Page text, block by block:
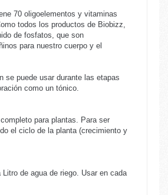
70 oligoelementos y vitaminas
todos los productos de Biobizz,
de fosfatos, que son
para nuestro cuerpo y el
se puede usar durante las etapas
como un tónico.
para plantas. Para ser
el ciclo de la planta (crecimiento y
de agua de riego. Usar en cada